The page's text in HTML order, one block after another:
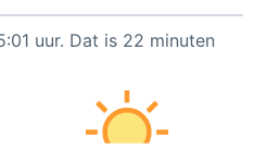
uur. Dat is 22 minuten